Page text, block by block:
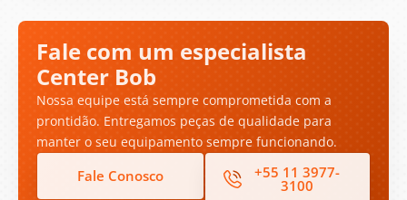
Fale com um especialista
Center Bob
Nossa equipe está sempre comprometida com a
prontidão. Entregamos peças de qualidade para
manter o seu equipamento sempre funcionando.
Fale Conosco +55 11 3977-
3100